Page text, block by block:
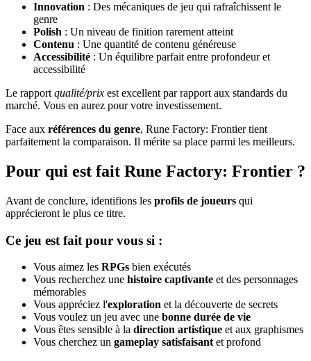
Innovation : Des mécaniques de jeu qui rafraîchissent le
genre
Polish : Un niveau de finition rarement atteint
Contenu : Une quantité de contenu généreuse
Accessibilité : Un équilibre parfait entre profondeur et
accessibilité
Le rapport qualité/prix est excellent par rapport aux standards du
marché. Vous en aurez pour votre investissement.
Face aux références du genre, Rune Factory: Frontier tient
parfaitement la comparaison. Il mérite sa place parmi les meilleurs.
Pour qui est fait Rune Factory: Frontier ?
Avant de conclure, identifions les profils de joueurs qui
apprécieront le plus ce titre.
Ce jeu est fait pour vous si :
Vous aimez les RPGs bien exécutés
Vous recherchez une histoire captivante et des personnages
mémorables
Vous appréciez l'exploration et la découverte de secrets
Vous voulez un jeu avec une bonne durée de vie
Vous êtes sensible à la direction artistique et aux graphismes
Vous cherchez un gameplay satisfaisant et profond